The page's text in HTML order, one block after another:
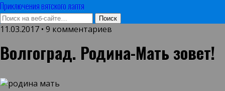
Приключения вятского лаптя
11.03.2017 • 9 комментариев
Волгоград. Родина-Мать зовет!